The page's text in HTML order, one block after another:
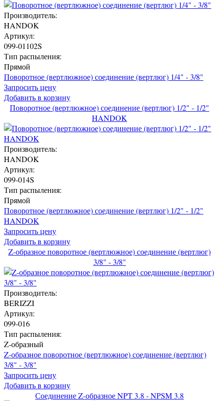
Производитель:
HANDOK
Артикул:
099-01102S
Тип распыления:
Прямой
Поворотное (вертлюжное) соединение (вертлюг) 1/4" - 3/8"
Запросить цену
Добавить в корзину
Поворотное (вертлюжное) соединение (вертлюг) 1/2" - 1/2"
HANDOK
Производитель:
HANDOK
Артикул:
099-014S
Тип распыления:
Прямой
Поворотное (вертлюжное) соединение (вертлюг) 1/2" - 1/2"
HANDOK
Запросить цену
Добавить в корзину
Z-образное поворотное (вертлюжное) соединение (вертлюг)
3/8" - 3/8"
Производитель:
BERIZZI
Артикул:
099-016
Тип распыления:
Z-образный
Z-образное поворотное (вертлюжное) соединение (вертлюг)
3/8" - 3/8"
Запросить цену
Добавить в корзину
Соединение Z-образное NPT 3.8 - NPSM 3.8